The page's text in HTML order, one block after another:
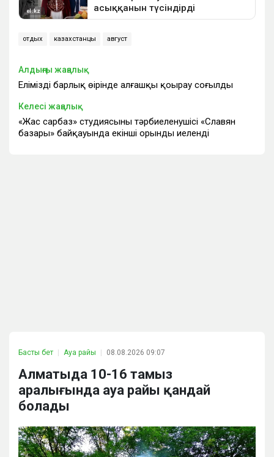
отдых казахстанцы август
Алдыңғы жаңалық
Еліміздің барлық өңірінде алғашқы қоңырау соғылды
Келесі жаңалық
«Жас сарбаз» студиясының тәрбиеленушісі «Славян
базары» байқауында екінші орынды иеленді
Басты бет Ауа райы 08.08.2026 09:07
Алматыда 10-16 тамыз
аралығында ауа райы қандай
болады